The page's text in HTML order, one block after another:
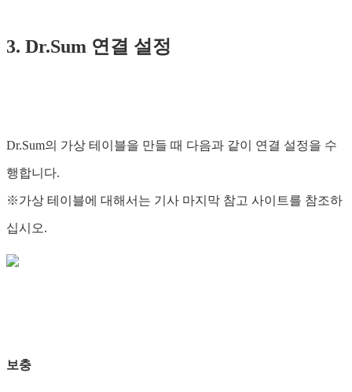
3. Dr.Sum 연결 설정
Dr.Sum의 가상 테이블을 만들 때 다음과 같이 연결 설정을 수
행합니다.
※가상 테이블에 대해서는 기사 마지막 참고 사이트를 참조하
십시오.
보충